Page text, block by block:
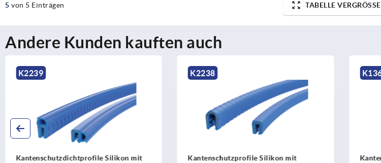
5 von 5 Einträgen TABELLE
Andere Kunden kauften auch
K2238
Kantenschutzprofile Silikon mit
K1367
Kantenschutzprofile mit integriertem